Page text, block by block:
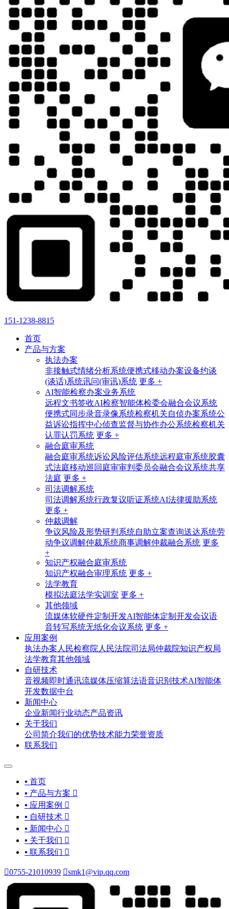
151-1238-8815
首页
产品与方案
执法办案
非接触式情绪分析系统便携式移动办案设备约谈
(谈话)系统讯问(审讯)系统 更多 +
AI智能检察办案业务系统
远程文书签收AI检察智能体检委会融合会议系统
便携式同步录音录像系统检察机关自侦办案系统公
益诉讼指挥中心侦查监督与协作办公系统检察机关
认罪认罚系统 更多 +
融合庭审系统
融合庭审系统诉讼风险评估系统远程庭审系统胶囊
式法庭移动巡回庭审审判委员会融合会议系统共享
法庭 更多 +
司法调解系统
司法调解系统行政复议听证系统AI法律援助系统
更多 +
仲裁调解
争议风险及形势研判系统自助立案查询送达系统劳
动争议调解仲裁系统商事调解仲裁融合系统 更多
+
知识产权融合庭审系统
知识产权融合审理系统 更多 +
法学教育
模拟法庭法学实训室 更多 +
其他领域
流媒体软硬件定制开发AI智能体定制开发会议语
音转写系统无纸化会议系统 更多 +
应用案例
执法办案 人民检察院 人民法院司法局仲裁院知识产权局
法学教育其他领域
自研技术
音视频即时通讯流媒体压缩算法语音识别技术AI智能体
开发数据中台
新闻中心
企业新闻行业动态产品资讯
关于我们
公司简介我们的优势技术能力荣誉资质
联系我们
▪ 首页
▪ 产品与方案 
▪ 应用案例 
▪ 自研技术 
▪ 新闻中心 
▪ 关于我们 
▪ 联系我们 
0755-21010939 smk1@vip.qq.com